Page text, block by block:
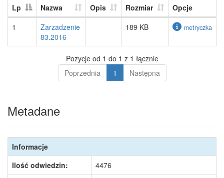
Lp Nazwa Opis Rozmiar
Opcje
1
Zarzadzenie
83.2016
189 KB metryczka
Pozycje od 1 do 1 z 1 łącznie
Poprzednia
1 Następna
Metadane
Informacje
Ilość odwiedzin:
4476